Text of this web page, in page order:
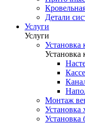
Детали
Услуги
Услуги
Установка
Установка
Монтаж
Установка
Установка